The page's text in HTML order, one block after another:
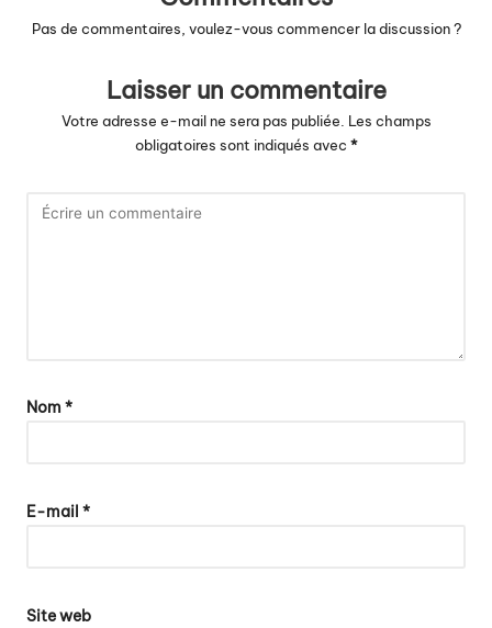
Pas de commentaires, voulez-vous commencer la discussion ?
Laisser un commentaire
Votre adresse e-mail ne sera pas publiée. Les champs
obligatoires sont indiqués avec *
Nom *
E-mail *
Site web